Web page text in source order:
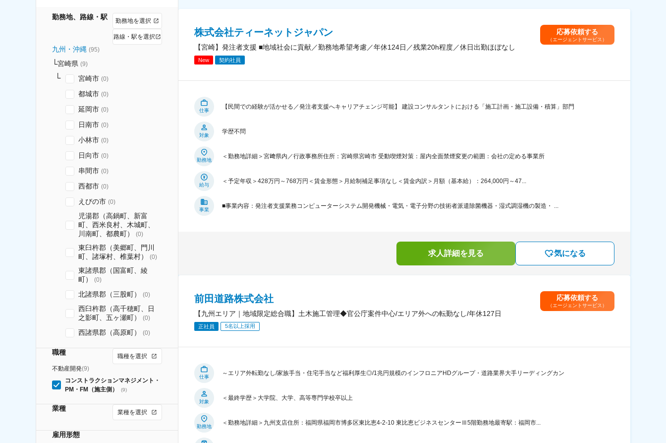
勤務地、路線・駅 勤務地を選択
路線・駅を選択
九州・沖縄 (95)
宮崎県 (9)
宮崎市 (0)
都城市 (0)
延岡市 (0)
日南市 (0)
小林市 (0)
日向市 (0)
串間市 (0)
西都市 (0)
えびの市 (0)
児湯郡（高鍋町、新富
町、西米良村、木城町、
川南町、都農町）
(0)
東臼杵郡（美郷町、門川
町、諸塚村、椎葉村）
(0)
東諸県郡（国富町、綾
町）
(0)
北諸県郡（三股町） (0)
西臼杵郡（高千穂町、日
之影町、五ヶ瀬町）
(0)
西諸県郡（高原町） (0)
職種
職種を選択
不動産開発(9)
コンストラクションマネジメント・
PM・FM（施主側）
(9)
業種 業種を選択
雇用形態
株式会社ティーネットジャパン
【宮崎】発注者支援 ■地域社会に貢献／勤務地希望考慮／年休124日／残業20h程度／休日出勤ほぼなし
New 契約社員
応募依頼する
（エージェントサービス）
仕事
【民間での経験が活かせる／発注者支援へキャリアチェンジ可能】 建設コンサルタントにおける「施工計画・施工設備・積算」部門
対象
学歴不問
勤務地
＜勤務地詳細＞宮﨑県内／行政事務所住所：宮崎県宮崎市 受動喫煙対策：屋内全面禁煙変更の範囲：会社の定める事業所
給与
＜予定年収＞428万円～768万円＜賃金形態＞月給制補足事項なし＜賃金内訳＞月額（基本給）：264,000円～47...
事業
■事業内容：発注者支援業務コンピューターシステム開発機械・電気・電子分野の技術者派遣除菌機器・湿式調湿機の製造・ ...
求人詳細を見る 気になる
前田道路株式会社
【九州エリア｜地域限定総合職】土木施工管理◆官公庁案件中心/エリア外への転勤なし/年休127日
正社員 5名以上採用
応募依頼する
（エージェントサービス）
仕事
～エリア外転勤なし/家族手当・住宅手当など福利厚生◎/1兆円規模のインフロニアHDグループ・道路業界大手リーディングカン
対象
＜最終学歴＞大学院、大学、高等専門学校卒以上
勤務地
＜勤務地詳細＞九州支店住所：福岡県福岡市博多区東比恵4-2-10 東比恵ビジネスセンターⅢ5階勤務地最寄駅：福岡市...